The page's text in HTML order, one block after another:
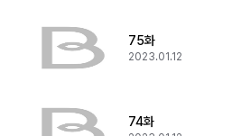
75화
2023.01.12
74화